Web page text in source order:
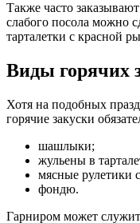
Также часто
слабого посола можно
тарталетки с красной
Виды горячих
Хотя на подобных
горячие закуски
шашлыки;
жульены в
мясные рулетики
фондю.
Гарниром может